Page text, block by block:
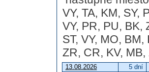
VY, TA, KM, SY,
VY, PR, PU, BK,
ST, VY, MO,
ZR, CR, KV,
13.08.2026
5 dní